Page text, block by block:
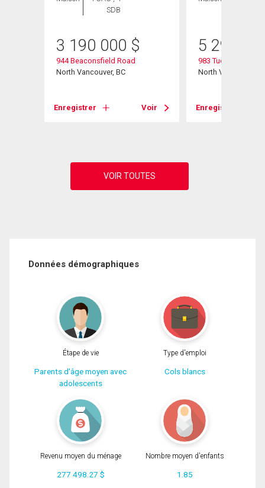
SDB
3 190 000 $
944 Beaconsfield Road
North Vancouver, BC
Enregistrer Voir
5 299
983 Tudor Avenue
North Vancouver,
Enregistrer
Données démographiques
Étape de vie
Parents d'âge moyen avec
adolescents
Type d'emploi
Cols blancs
Revenu moyen du ménage
277 498.27 $
Nombre moyen d'enfants
1.85